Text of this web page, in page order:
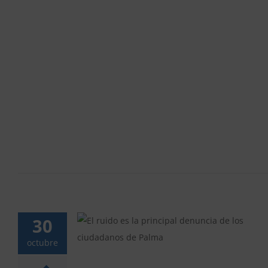
30
octubre
de los